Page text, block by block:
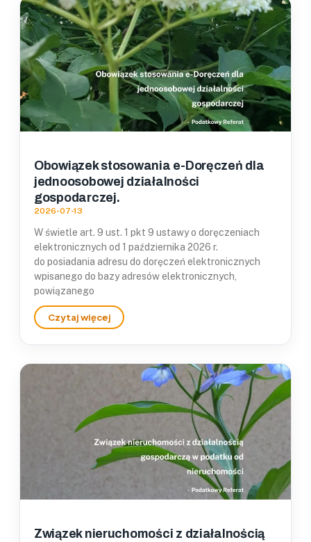
Obowiązek stosowania e-Doręczeń dla
jednoosobowej działalności
gospodarczej.
2026-07-13
W świetle art. 9 ust. 1 pkt 9 ustawy o doręczeniach
elektronicznych od 1 października 2026 r.
do posiadania adresu do doręczeń elektronicznych
wpisanego do bazy adresów elektronicznych,
powiązanego
Związek nieruchomości z działalnością